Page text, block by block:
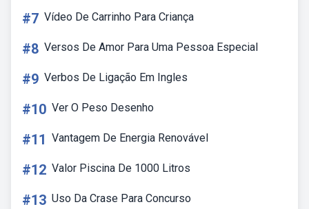
#7 Vídeo De Carrinho Para Criança
#8 Versos De Amor Para Uma Pessoa Especial
#9 Verbos De Ligação Em Ingles
#10 Ver O Peso Desenho
#11 Vantagem De Energia Renovável
#12 Valor Piscina De 1000 Litros
#13 Uso Da Crase Para Concurso